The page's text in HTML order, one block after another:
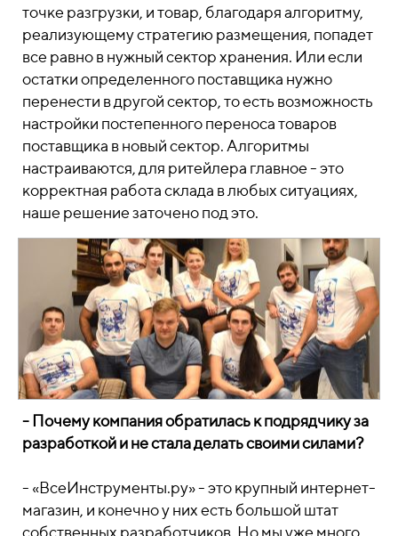
точке разгрузки, и товар, благодаря алгоритму,
реализующему стратегию размещения, попадет
все равно в нужный сектор хранения. Или если
остатки определенного поставщика нужно
перенести в другой сектор, то есть возможность
настройки постепенного переноса товаров
поставщика в новый сектор. Алгоритмы
настраиваются, для ритейлера главное - это
корректная работа склада в любых ситуациях,
наше решение заточено под это.
- Почему компания обратилась к подрядчику за
разработкой и не стала делать своими силами?
- «ВсеИнструменты.ру» - это крупный интернет-
магазин, и конечно у них есть большой штат
собственных разработчиков. Но мы уже много